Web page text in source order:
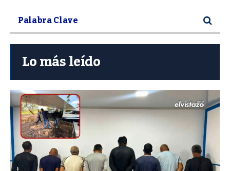
Lo más leído